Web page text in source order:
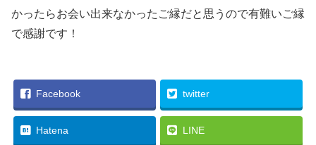
かったらお会い出来なかったご縁だと思うので有難いご縁
で感謝です！
Facebook twitter
Hatena LINE